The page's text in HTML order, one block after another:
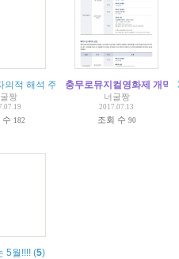
( 2)
의적 해석 주의 ^^] 3일간의 비 후기 써 봅
짱
수 182
충무로뮤지컬영화제 개막
너굴짱
2017.07.13
조회 수 90
세요~ (3)
5월!!!! (5)